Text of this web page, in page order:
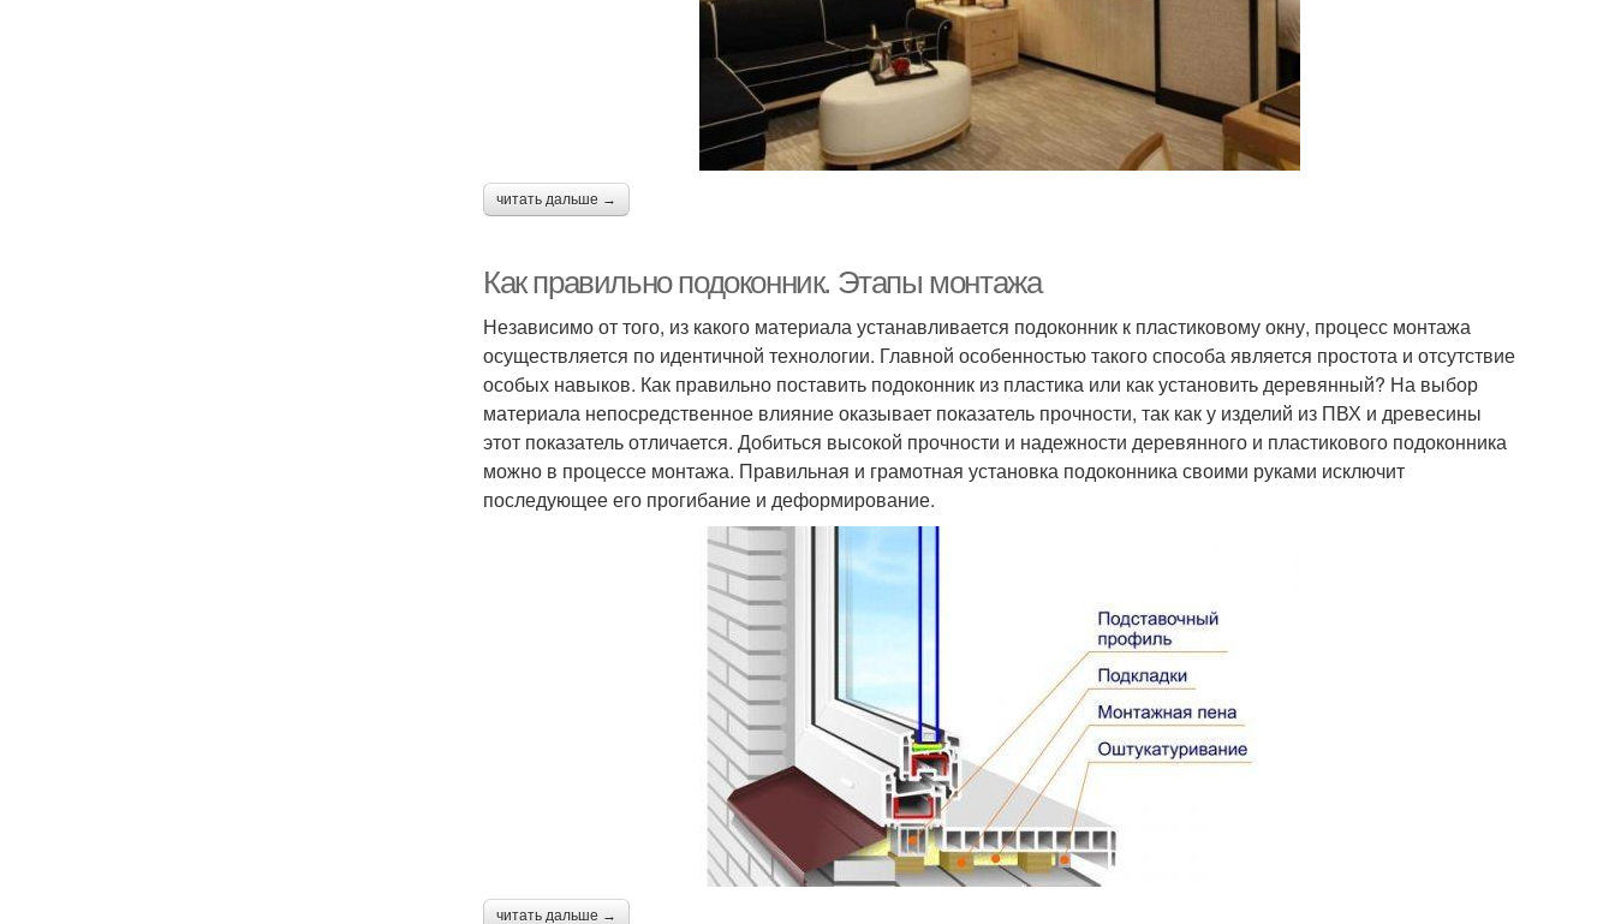
читать дальше →
Как правильно подоконник. Этапы монтажа
Независимо от того, из какого материала устанавливается подоконник к пластиковому окну, процесс монтажа
осуществляется по идентичной технологии. Главной особенностью такого способа является простота и отсутствие
особых навыков. Как правильно поставить подоконник из пластика или как установить деревянный? На выбор
материала непосредственное влияние оказывает показатель прочности, так как у изделий из ПВХ и древесины
этот показатель отличается. Добиться высокой прочности и надежности деревянного и пластикового подоконника
можно в процессе монтажа. Правильная и грамотная установка подоконника своими руками исключит
последующее его прогибание и деформирование.
читать дальше →